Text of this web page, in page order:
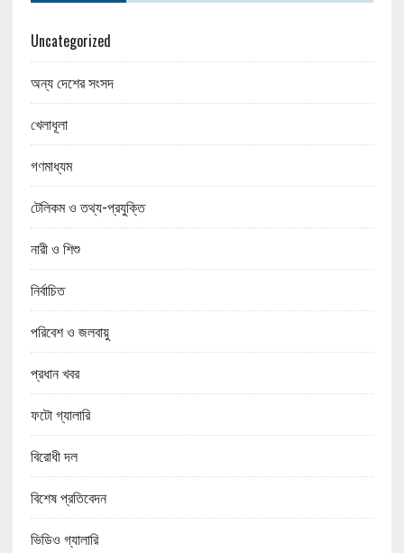
Uncategorized
অন্য দেশের সংসদ
খেলাধূলা
গণমাধ্যম
টেলিকম ও তথ্য-প্রযুক্তি
নারী ও শিশু
নির্বাচিত
পরিবেশ ও জলবায়ু
প্রধান খবর
ফটো গ্যালারি
বিরোধী দল
বিশেষ প্রতিবেদন
ভিডিও গ্যালারি